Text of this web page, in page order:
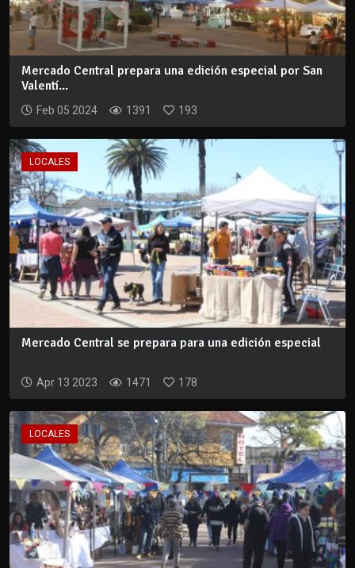
Mercado Central prepara una edición especial por San
Valentí...
Feb 05 2024 1391 193
LOCALES
Mercado Central se prepara para una edición especial
Apr 13 2023 1471 178
LOCALES